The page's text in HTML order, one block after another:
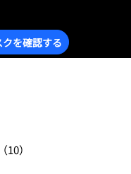
を確認する
（10）